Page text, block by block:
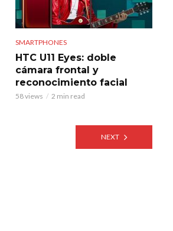
SMARTPHONES
HTC U11 Eyes: doble
cámara frontal y
reconocimiento facial
58 views 2 min read
NEXT